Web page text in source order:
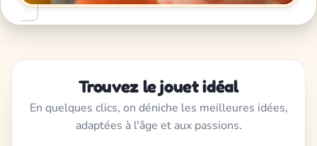
Trouvez le jouet idéal
En quelques clics, on déniche les meilleures idées,
adaptées à l'âge et aux passions.